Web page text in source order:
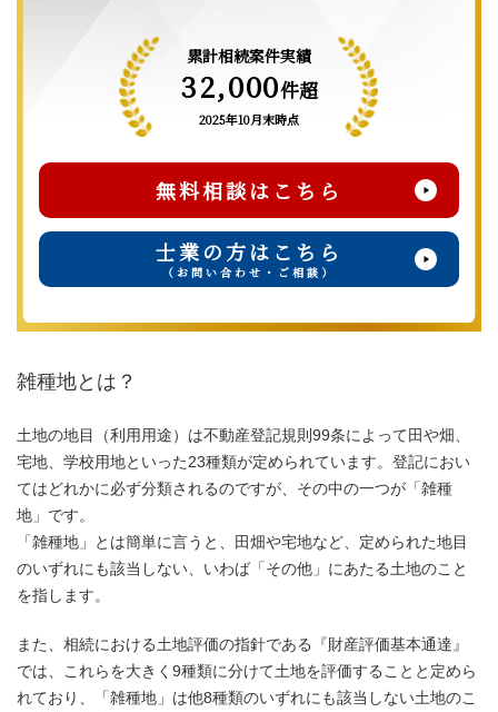
累計相続案件実績
32,000件超
2025年10月末時点
無料相談はこちら
士業の方はこちら
（お問い合わせ・ご相談）
雑種地とは？
土地の地目（利用用途）は不動産登記規則99条によって田や畑、
宅地、学校用地といった23種類が定められています。登記におい
てはどれかに必ず分類されるのですが、その中の一つが「雑種
地」です。
「雑種地」とは簡単に言うと、田畑や宅地など、定められた地目
のいずれにも該当しない、いわば「その他」にあたる土地のこと
を指します。
また、相続における土地評価の指針である『財産評価基本通達』
では、これらを大きく9種類に分けて土地を評価することと定めら
れており、「雑種地」は他8種類のいずれにも該当しない土地のこ